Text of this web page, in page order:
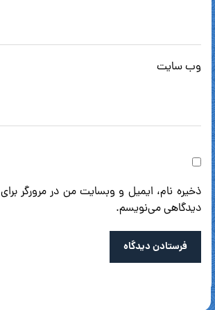
وب‌ سایت
ذخیره نام، ایمیل و وبسایت من در مرورگر
دیدگاهی می‌نویسم.
فرستادن دیدگاه